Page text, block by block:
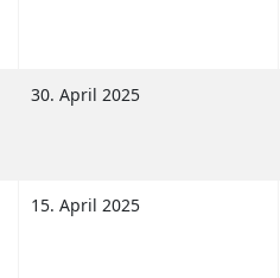
30. April 2025
15. April 2025